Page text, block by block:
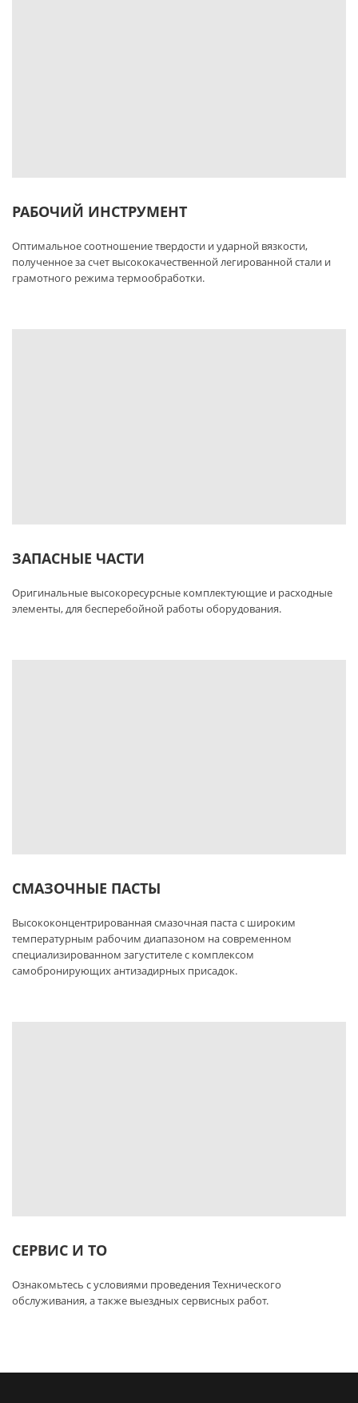
РАБОЧИЙ ИНСТРУМЕНТ
Оптимальное соотношение твердости и ударной вязкости,
полученное за счет высококачественной легированной стали и
грамотного режима термообработки.
ЗАПАСНЫЕ ЧАСТИ
Оригинальные высокоресурсные комплектующие и расходные
элементы, для бесперебойной работы оборудования.
СМАЗОЧНЫЕ ПАСТЫ
Высококонцентрированная смазочная паста с широким
температурным рабочим диапазоном на современном
специализированном загустителе с комплексом
самобронирующих антизадирных присадок.
СЕРВИС И ТО
Ознакомьтесь с условиями проведения Технического
обслуживания, а также выездных сервисных работ.